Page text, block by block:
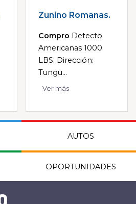
Zunino Romanas.
Compro Detecto
Americanas 1000
LBS. Dirección:
Tungu...
Ver más
AUTOS
OPORTUNIDADES